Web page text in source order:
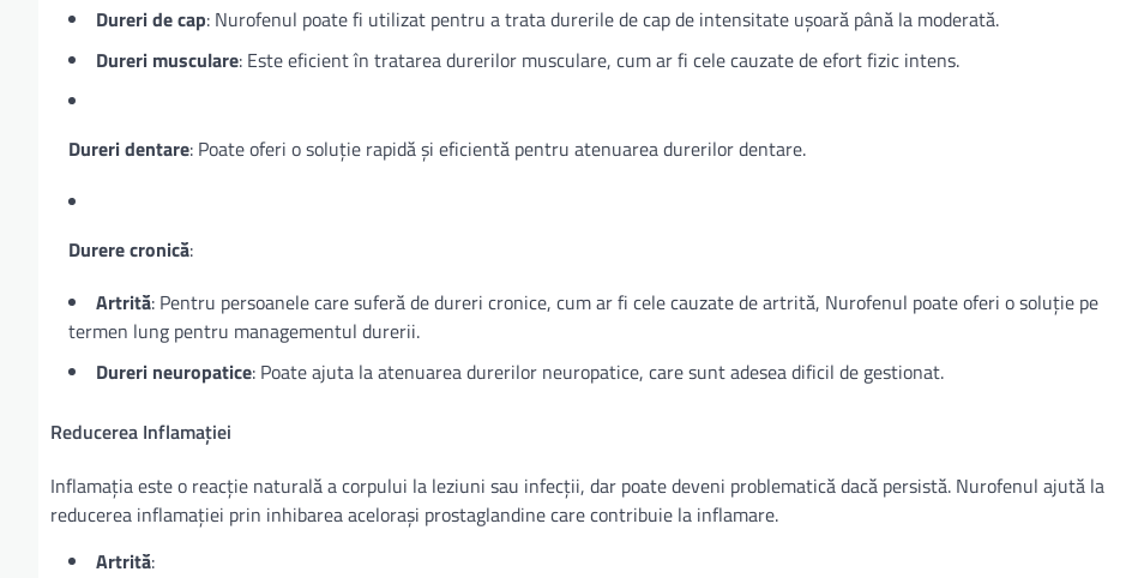
Dureri de cap: Nurofenul poate fi utilizat pentru a trata durerile de cap de intensitate ușoară până la moderată.
Dureri musculare: Este eficient în tratarea durerilor musculare, cum ar fi cele cauzate de efort fizic intens.
Dureri dentare: Poate oferi o soluție rapidă și eficientă pentru atenuarea durerilor dentare.
Durere cronică:
Artrită: Pentru persoanele care suferă de dureri cronice, cum ar fi cele cauzate de artrită, Nurofenul poate oferi o soluție pe
termen lung pentru managementul durerii.
Dureri neuropatice: Poate ajuta la atenuarea durerilor neuropatice, care sunt adesea dificil de gestionat.
Reducerea Inflamației
Inflamația este o reacție naturală a corpului la leziuni sau infecții, dar poate deveni problematică dacă persistă. Nurofenul ajută la
reducerea inflamației prin inhibarea acelorași prostaglandine care contribuie la inflamare.
Artrită: